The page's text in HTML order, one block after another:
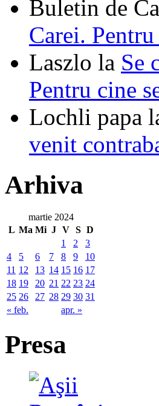
Buletin de
Carei.
Laszlo la Se
Pentru cine
Lochli papa
venit
Arhiva
martie 2024
L Ma Mi J V S D
« feb. apr. »
1 2
3
4
5 6 7 8 9
10
11 12 13 14 15 16 17
18 19 20 21 22 23 24
25 26 27 28 29 30 31
Presa